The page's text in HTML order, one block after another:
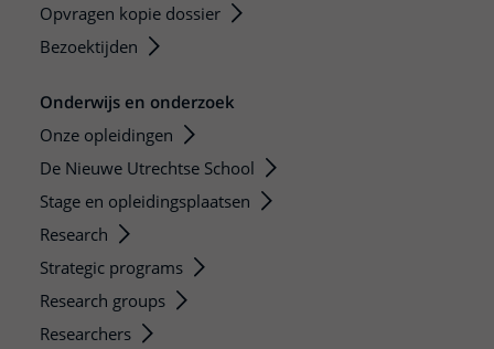
Opvragen kopie dossier
Bezoektijden
Onderwijs en onderzoek
Onze opleidingen
De Nieuwe Utrechtse School
Stage en opleidingsplaatsen
Research
Strategic programs
Research groups
Researchers